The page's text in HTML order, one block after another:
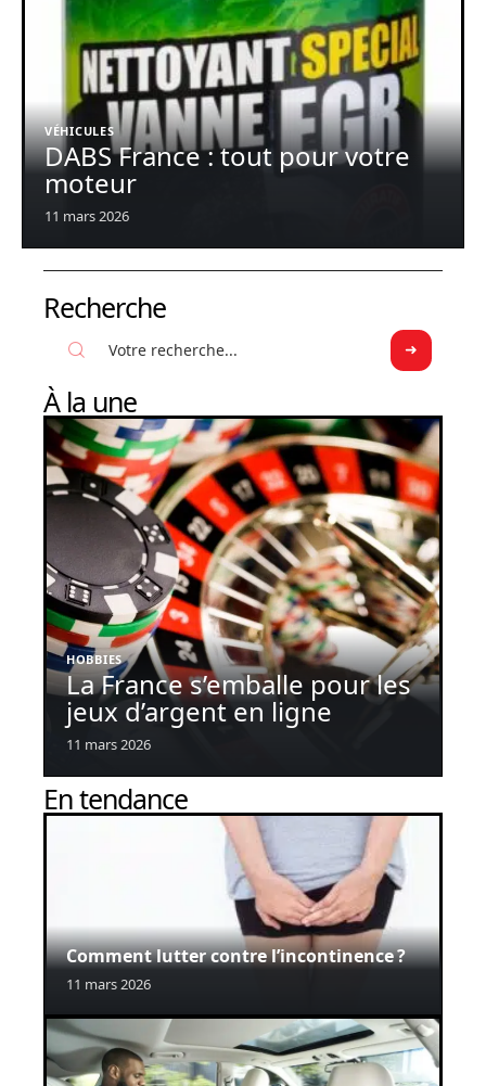
VÉHICULES
DABS France : tout pour votre
moteur
11 mars 2026
Recherche
À la une
HOBBIES
La France s’emballe pour les
jeux d’argent en ligne
11 mars 2026
En tendance
Comment lutter contre l’incontinence ?
11 mars 2026